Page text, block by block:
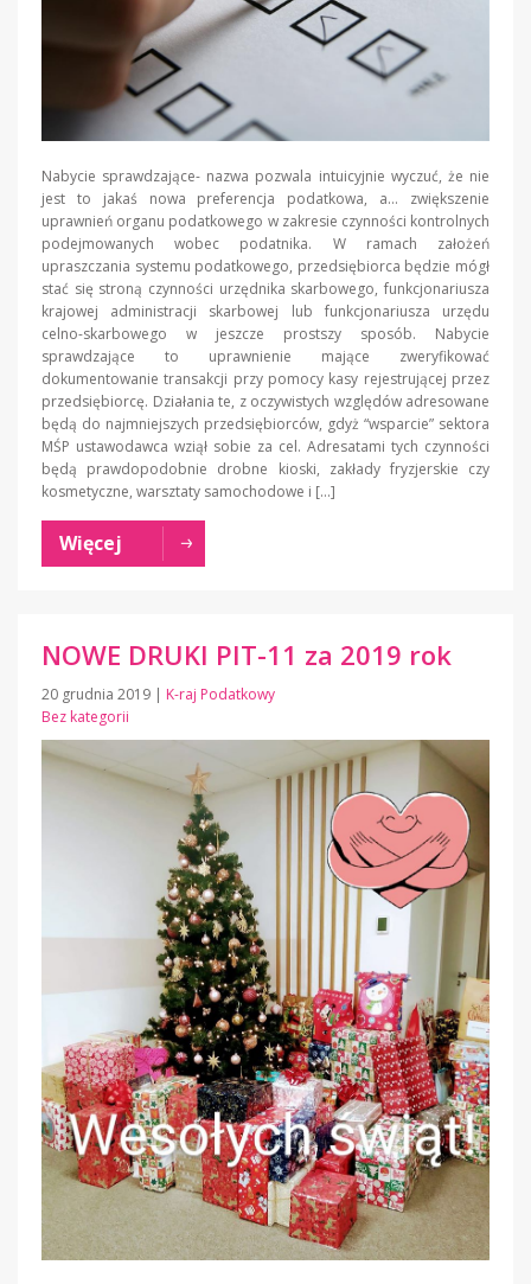
Nabycie sprawdzające- nazwa pozwala intuicyjnie wyczuć, że nie
jest to jakaś nowa preferencja podatkowa, a… zwiększenie
uprawnień organu podatkowego w zakresie czynności kontrolnych
podejmowanych wobec podatnika. W ramach założeń
upraszczania systemu podatkowego, przedsiębiorca będzie mógł
stać się stroną czynności urzędnika skarbowego, funkcjonariusza
krajowej administracji skarbowej lub funkcjonariusza urzędu
celno-skarbowego w jeszcze prostszy sposób. Nabycie
sprawdzające to uprawnienie mające zweryfikować
dokumentowanie transakcji przy pomocy kasy rejestrującej przez
przedsiębiorcę. Działania te, z oczywistych względów adresowane
będą do najmniejszych przedsiębiorców, gdyż “wsparcie” sektora
MŚP ustawodawca wziął sobie za cel. Adresatami tych czynności
będą prawdopodobnie drobne kioski, zakłady fryzjerskie czy
kosmetyczne, warsztaty samochodowe i […]
Więcej
NOWE DRUKI PIT-11 za 2019 rok
20 grudnia 2019 | K-raj Podatkowy
Bez kategorii